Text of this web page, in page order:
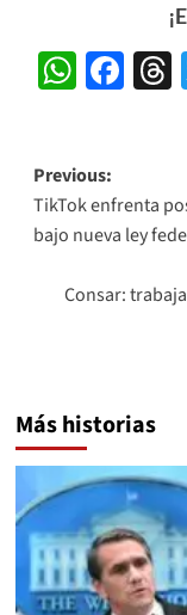
Post
Previous:
TikTok enfrenta
bajo nueva ley
Consar:
Más historias